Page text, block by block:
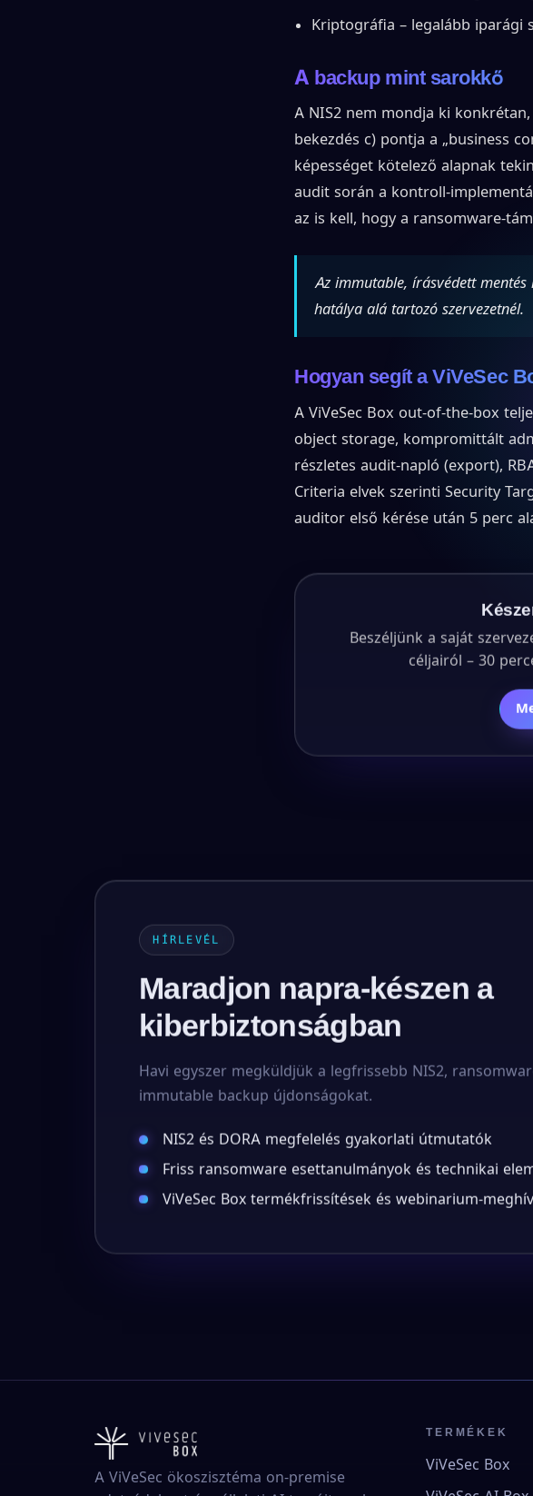
Kriptográfia – legalább iparági
A backup mint sarokkő
A NIS2 nem mondja ki
bekezdés c) pontja a „business
képességet kötelező alapnak
audit során a kontroll-
az is kell, hogy a ransomware-
Az immutable, írásvédett
hatálya alá tartozó szervezetnél.
Hogyan segít a ViVeSec
A ViVeSec Box out-of-the-box
object storage, kompromittált
részletes audit-napló (export),
Criteria elvek szerinti Security
auditor első kérése után 5 perc
Beszéljünk a saját
céljairól – 30
HÍRLEVÉL
Maradjon napra-készen a
kiberbiztonságban
Havi egyszer megküldjük a legfrissebb NIS2,
immutable backup újdonságokat.
NIS2 és DORA megfelelés gyakorlati útmutatók
Friss ransomware esettanulmányok és technikai
ViVeSec Box termékfrissítések és webinarium-
A ViVeSec ökoszisztéma on-premise
TERMÉKEK
ViVeSec Box